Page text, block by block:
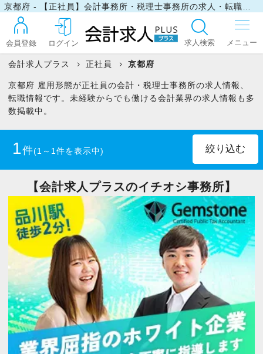
会員登録 ログイン 求人検索
ログイン
マイリスト
お問い合わせ
今すぐ会員登録
PC版サイトを見る
会計求人プラス 正社員 京都府
京都府 雇用形態が正社員の会計・税理士事務所の求人情報、
転職情報です。未経験からでも働ける会計業界の求人情報も多
数掲載中。
1件(1～1件を表示中)
税理士(1)
税理士科目合格者(未登録)(1)
税理士科目一部合格者(1) 中小企業診断士(1)
日商簿記1級 (1) 日商簿記2級(1)
経験者優遇(1) 完全週休２日(1)
子育て応援(1) 主婦・主夫歓迎(1)
【会計求人プラスのイチオシ事務所】